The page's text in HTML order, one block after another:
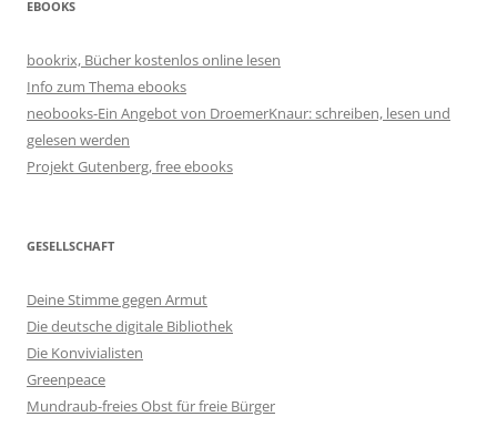
EBOOKS
bookrix, Bücher kostenlos online lesen
Info zum Thema ebooks
neobooks-Ein Angebot von DroemerKnaur: schreiben, lesen und
gelesen werden
Projekt Gutenberg, free ebooks
GESELLSCHAFT
Deine Stimme gegen Armut
Die deutsche digitale Bibliothek
Die Konvivialisten
Greenpeace
Mundraub-freies Obst für freie Bürger